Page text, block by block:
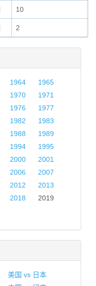
10
2
1964
1965
1970
1971
1976
1977
1982
1983
1988
1989
1994
1995
2000
2001
2006
2007
2012
2013
2018
2019
美国 vs 日本